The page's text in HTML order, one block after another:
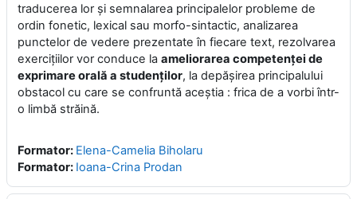
traducerea lor şi semnalarea principalelor probleme de
ordin fonetic, lexical sau morfo-sintactic, analizarea
punctelor de vedere prezentate în fiecare text, rezolvarea
exerciţiilor vor conduce la ameliorarea competenţei de
exprimare orală a studenţilor, la depăşirea principalului
obstacol cu care se confruntă aceştia : frica de a vorbi într-
o limbă străină.
Formator: Elena-Camelia Biholaru
Formator: Ioana-Crina Prodan